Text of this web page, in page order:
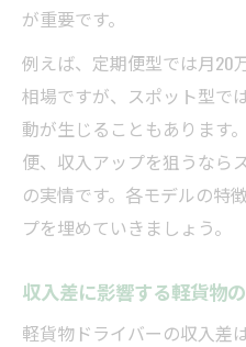
が重要です。
例えば、定期便型では月20
相場ですが、スポット型で
動が生じることもあります
便、収入アップを狙うなら
の実情です。各モデルの特
プを埋めていきましょう。
収入差に影響する軽貨物
軽貨物ドライバーの収入差